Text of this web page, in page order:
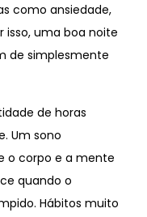
como ansiedade,
isso, uma boa noite
de simplesmente
de horas
Um sono
o corpo e a mente
quando o
Hábitos muito